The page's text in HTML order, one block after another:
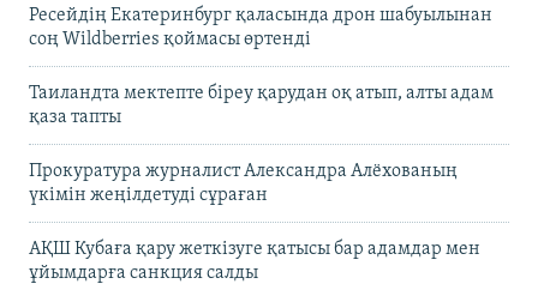
Ресейдің Екатеринбург қаласында дрон шабуылынан
соң Wildberries қоймасы өртенді
Таиландта мектепте біреу қарудан оқ атып, алты адам
қаза тапты
Прокуратура журналист Александра Алёхованың
үкімін жеңілдетуді сұраған
АҚШ Кубаға қару жеткізуге қатысы бар адамдар мен
ұйымдарға санкция салды